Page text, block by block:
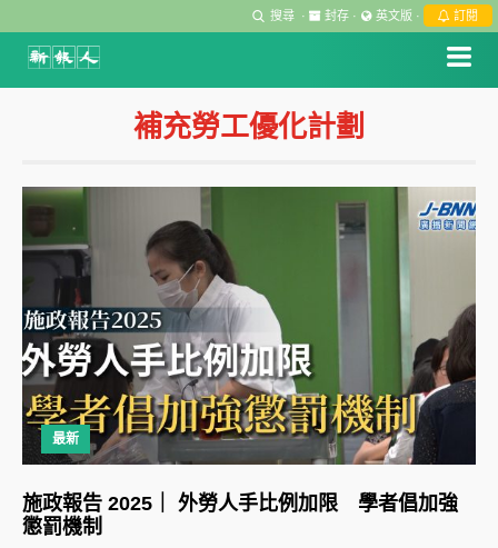
搜尋 · 封存 · 英文版 · 訂閱
補充勞工優化計劃
最新
施政報告 2025｜ 外勞人手比例加限 學者倡加強
懲罰機制